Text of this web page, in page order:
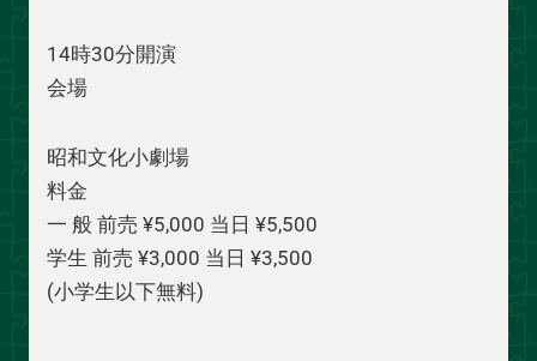
14時30分開演
会場
昭和文化小劇場
料金
一 般 前売 ¥5,000 当日 ¥5,500
学生 前売 ¥3,000 当日 ¥3,500
(小学生以下無料)